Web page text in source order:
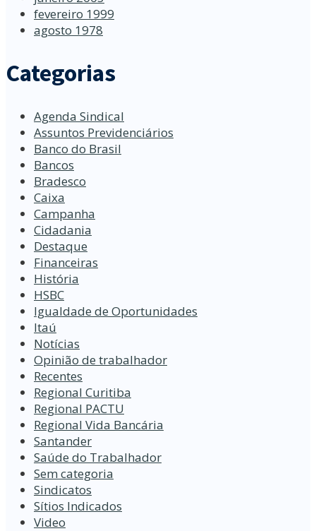
fevereiro 1999
agosto 1978
Categorias
Agenda Sindical
Assuntos Previdenciários
Banco do Brasil
Bancos
Bradesco
Caixa
Campanha
Cidadania
Destaque
Financeiras
História
HSBC
Igualdade de Oportunidades
Itaú
Notícias
Opinião de trabalhador
Recentes
Regional Curitiba
Regional PACTU
Regional Vida Bancária
Santander
Saúde do Trabalhador
Sem categoria
Sindicatos
Sítios Indicados
Video